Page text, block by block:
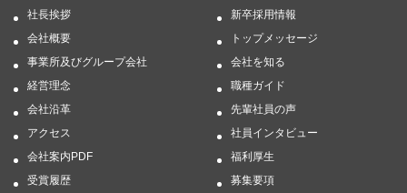
社長挨拶
会社概要
事業所及びグループ会社
経営理念
会社沿革
アクセス
会社案内PDF
受賞履歴
新卒採用情報
トップメッセージ
会社を知る
職種ガイド
先輩社員の声
社員インタビュー
福利厚生
募集要項